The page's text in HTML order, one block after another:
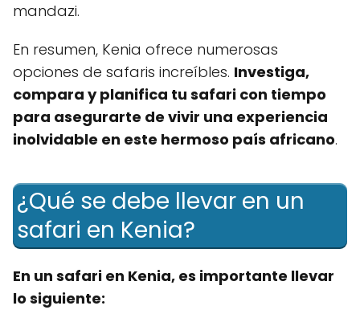
mandazi.
En resumen, Kenia ofrece numerosas
opciones de safaris increíbles. Investiga,
compara y planifica tu safari con tiempo
para asegurarte de vivir una experiencia
inolvidable en este hermoso país africano.
¿Qué se debe llevar en un
safari en Kenia?
En un safari en Kenia, es importante llevar
lo siguiente: